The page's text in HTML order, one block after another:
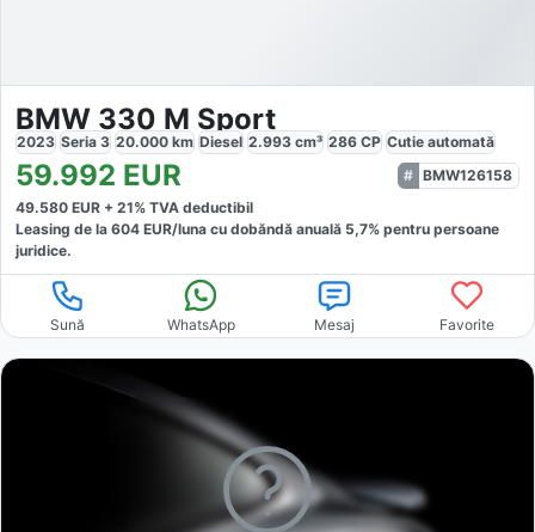
BMW 330 M Sport
2023 Seria 3 20.000 km Diesel 2.993 cm³ 286 CP Cutie automată
59.992 EUR
BMW126158
49.580 EUR + 21% TVA deductibil
Leasing de la 604 EUR/luna cu dobăndă anuală 5,7% pentru persoane
juridice.
Sună WhatsApp Mesaj Favorite